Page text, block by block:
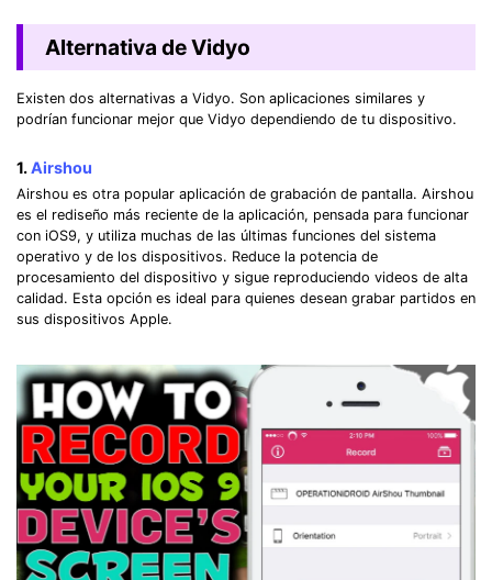
Alternativa de Vidyo
Existen dos alternativas a Vidyo. Son aplicaciones similares y
podrían funcionar mejor que Vidyo dependiendo de tu dispositivo.
1.Airshou
Airshou es otra popular aplicación de grabación de pantalla. Airshou
es el rediseño más reciente de la aplicación, pensada para funcionar
con iOS9, y utiliza muchas de las últimas funciones del sistema
operativo y de los dispositivos. Reduce la potencia de
procesamiento del dispositivo y sigue reproduciendo videos de alta
calidad. Esta opción es ideal para quienes desean grabar partidos en
sus dispositivos Apple.